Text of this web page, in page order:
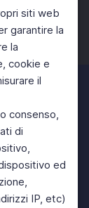
siti web
garantire la
la
cookie e
il
consenso,
di
ed
IP, etc)
Instagram